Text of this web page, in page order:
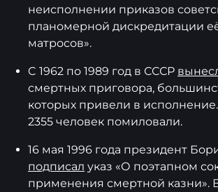
неисполнении приказов
планомерной дискредитации её
матросов».
C 1962 по 1989 год в СССР
смертных приговора,
которых привели в
2355 человек помиловали.
16 мая 1996 года президент
подписал указ «О поэтапном
применения смертной казни».